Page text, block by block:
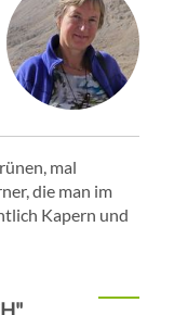
mal
die man im
Kapern und